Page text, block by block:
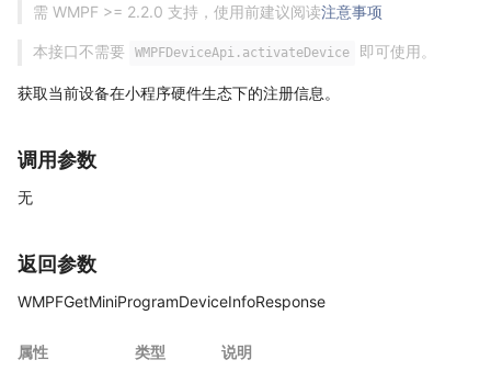
需 WMPF >= 2.2.0 支持，使用前建议阅读注意事项
本接口不需要 WMPFDeviceApi.activateDevice 即可使用。
获取当前设备在小程序硬件生态下的注册信息。
调用参数
无
返回参数
WMPFGetMiniProgramDeviceInfoResponse
属性 类型 说明